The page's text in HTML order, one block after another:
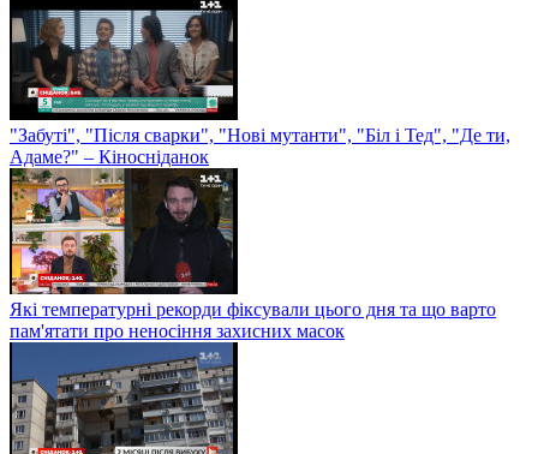
"Забуті", "Після сварки", "Нові мутанти", "Біл і Тед", "Де ти,
Адаме?" – Кіносніданок
Які температурні рекорди фіксували цього дня та що варто
пам'ятати про неносіння захисних масок